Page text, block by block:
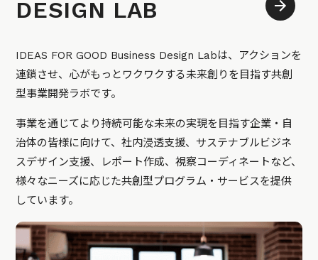
DESIGN LAB
IDEAS FOR GOOD Business Design Labは、アクションを
連鎖させ、心がもっとワクワクする未来創りを目指す共創
型事業開発ラボです。
事業を通じてより持続可能な未来の実現を目指す企業・自
治体の皆様に向けて、社内浸透支援、サステナブルビジネ
スデザイン支援、レポート作成、視察コーディネートなど、
様々なニーズに応じた共創型プログラム・サービスを提供
しています。